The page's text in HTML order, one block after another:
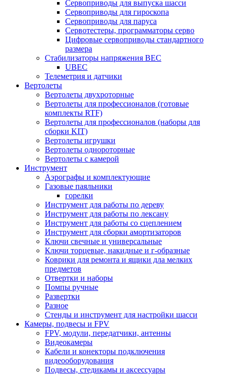
Сервоприводы для выпуска шасси
Сервоприводы для гироскопа
Сервоприводы для паруса
Сервотестеры, программаторы серво
Цифровые сервоприводы стандартного
размера
Стабилизаторы напряжения BEC
UBEC
Телеметрия и датчики
Вертолеты
Вертолеты двухроторные
Вертолеты для профессионалов (готовые
комплекты RTF)
Вертолеты для профессионалов (наборы для
сборки KIT)
Вертолеты игрушки
Вертолеты однороторные
Вертолеты с камерой
Инструмент
Аэрографы и комплектующие
Газовые паяльники
горелки
Инструмент для работы по дереву
Инструмент для работы по лексану
Инструмент для работы со сцеплением
Инструмент для сборки амортизаторов
Ключи свечные и универсальные
Ключи торцевые, накидные и г-образные
Коврики для ремонта и ящики дла мелких
предметов
Отвертки и наборы
Помпы ручные
Развертки
Разное
Стенды и инструмент для настройки шасси
Камеры, подвесы и FPV
FPV, модули, передатчики, антенны
Видеокамеры
Кабели и конекторы подключения
видеооборудования
Подвесы, стедикамы и аксессуары